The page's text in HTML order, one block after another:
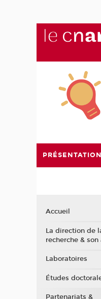
PRÉSENTATION
Accueil
La direction de
recherche & son
Laboratoires
Études
Partenariats &